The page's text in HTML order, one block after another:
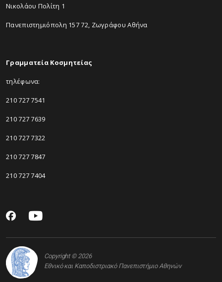
Νικολάου Πολίτη 1
Πανεπιστημιόπολη 157 72, Ζωγράφου Αθήνα
Γραμματεία Κοσμητείας
τηλέφωνα:
210 727 7541
210 727 7639
210 727 7322
210 727 7847
210 727 7404
Copyright © 2026
Εθνικό και Καποδιστριακό Πανεπιστήμιο Αθηνών